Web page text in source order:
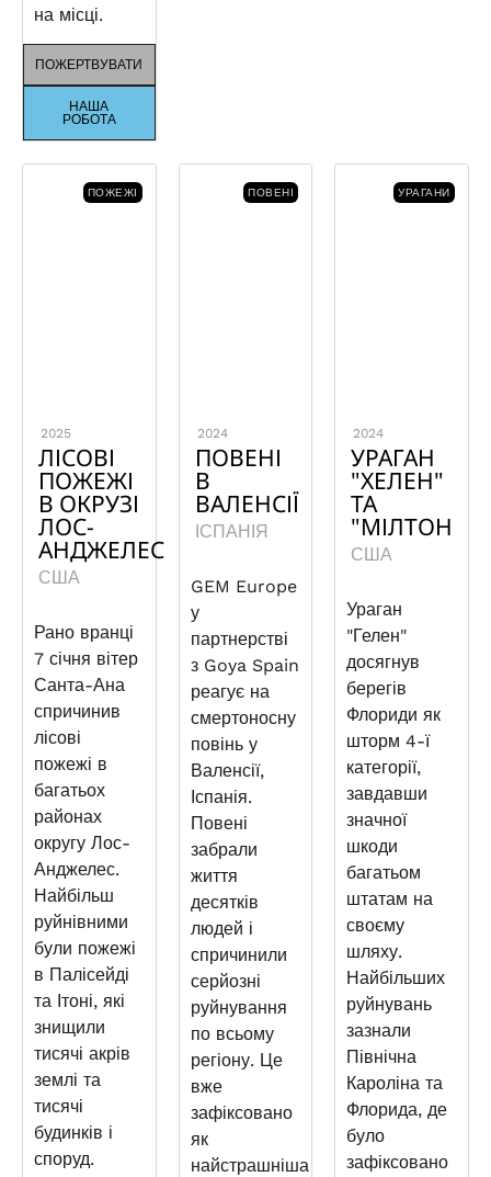
на місці.
ПОЖЕРТВУВАТИ
НАША
РОБОТА
ПОЖЕЖІ
2025
ЛІСОВІ
ПОЖЕЖІ
В ОКРУЗІ
ЛОС-
АНДЖЕЛЕС
США
Рано вранці
7 січня вітер
Санта-Ана
спричинив
лісові
пожежі в
багатьох
районах
округу Лос-
Анджелес.
Найбільш
руйнівними
були пожежі
в Палісейді
та Ітоні, які
знищили
тисячі акрів
землі та
тисячі
будинків і
споруд.
ПОВЕНІ
2024
ПОВЕНІ
В
ВАЛЕНСІЇ
ІСПАНІЯ
GEM Europe
у
партнерстві
з Goya Spain
реагує на
смертоносну
повінь у
Валенсії,
Іспанія.
Повені
забрали
життя
десятків
людей і
спричинили
серйозні
руйнування
по всьому
регіону. Це
вже
зафіксовано
як
найстрашніша
УРАГАНИ
2024
УРАГАН
"ХЕЛЕН"
ТА
"МІЛТОН
США
Ураган
"Гелен"
досягнув
берегів
Флориди як
шторм 4-ї
категорії,
завдавши
значної
шкоди
багатьом
штатам на
своєму
шляху.
Найбільших
руйнувань
зазнали
Північна
Кароліна та
Флорида, де
було
зафіксовано